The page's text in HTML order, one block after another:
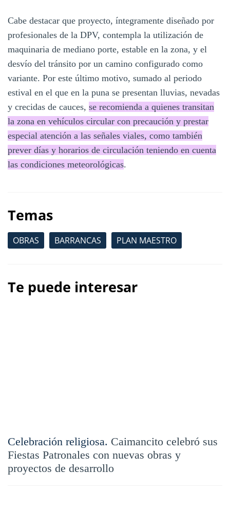
Cabe destacar que proyecto, íntegramente diseñado por
profesionales de la DPV, contempla la utilización de
maquinaria de mediano porte, estable en la zona, y el
desvío del tránsito por un camino configurado como
variante. Por este último motivo, sumado al periodo
estival en el que en la puna se presentan lluvias, nevadas
y crecidas de cauces, se recomienda a quienes transitan
la zona en vehículos circular con precaución y prestar
especial atención a las señales viales, como también
prever días y horarios de circulación teniendo en cuenta
las condiciones meteorológicas.
Temas
OBRAS BARRANCAS PLAN MAESTRO
Te puede interesar
Celebración religiosa. Caimancito celebró sus
Fiestas Patronales con nuevas obras y
proyectos de desarrollo